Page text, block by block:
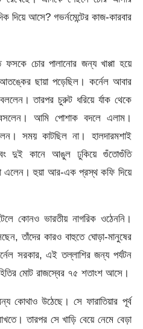
দিয়ে আসে? গভর্নমেন্টের কাজ-কারবার
চোর পালানোর জন্য খাপ্পা হয়ে
ছায়া পড়েছিল। কর্নেল আবার
তারপর চুরুট ধরিয়ে র্যাক থেকে
আমি পোশাক বদলে এলাম।
সময় কাটছিল না। হালদারমশাই
দুই কানে আঙুল ঢুকিয়ে গুঁতোগুঁতি
এলেন। হুয়া আর-এক প্রস্থ কফি দিয়ে
কোনও ভারতীয় নাগরিক ওঠেননি।
তাঁদের কারও বাহুতে ঘোড়া-মানুষের
সরকার, এই তল্লাশির জন্য পর্যটন
মোট রাজস্বের ৭৫ শতাংশ আসে।
কোথাও উঠেছে। সে ফারাতিয়ার পূর্ব
তারপর সে খাড়ি বেয়ে নেমে বেড়া